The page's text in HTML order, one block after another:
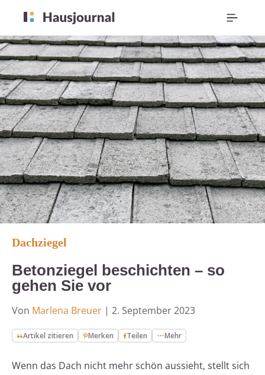
Dachziegel
Betonziegel beschichten – so
gehen Sie vor
Von Marlena Breuer | 2. September 2023
Artikel zitieren Merken Teilen Mehr
Wenn das Dach nicht mehr schön aussieht, stellt sich